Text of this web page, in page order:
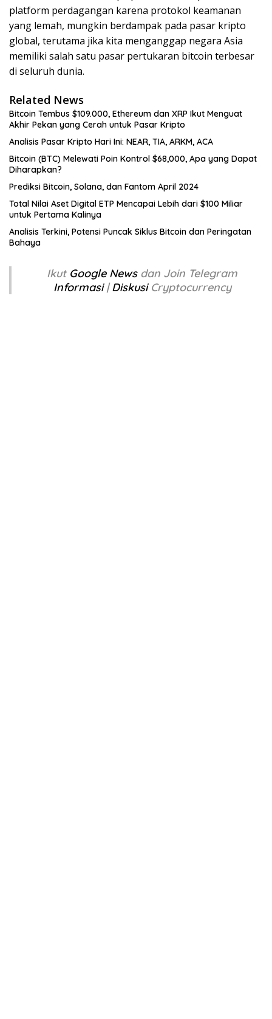
platform perdagangan karena protokol keamanan
yang lemah, mungkin berdampak pada pasar kripto
global, terutama jika kita menganggap negara Asia
memiliki salah satu pasar pertukaran bitcoin terbesar
di seluruh dunia.
Related News
Bitcoin Tembus $109.000, Ethereum dan XRP Ikut Menguat
Akhir Pekan yang Cerah untuk Pasar Kripto
Analisis Pasar Kripto Hari Ini: NEAR, TIA, ARKM, ACA
Bitcoin (BTC) Melewati Poin Kontrol $68,000, Apa yang Dapat
Diharapkan?
Prediksi Bitcoin, Solana, dan Fantom April 2024
Total Nilai Aset Digital ETP Mencapai Lebih dari $100 Miliar
untuk Pertama Kalinya
Analisis Terkini, Potensi Puncak Siklus Bitcoin dan Peringatan
Bahaya
Ikut Google News dan Join Telegram
Informasi|DiskusiCryptocurrency